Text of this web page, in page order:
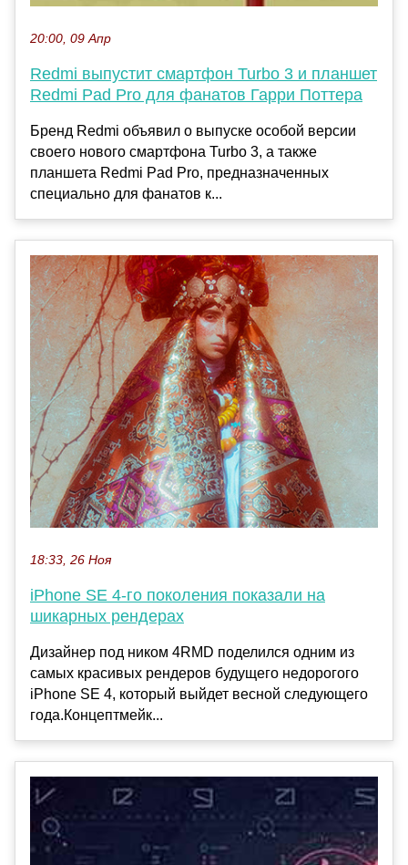
20:00, 09 Апр
Redmi выпустит смартфон Turbo 3 и планшет
Redmi Pad Pro для фанатов Гарри Поттера
Бренд Redmi объявил о выпуске особой версии
своего нового смартфона Turbo 3, а также
планшета Redmi Pad Pro, предназначенных
специально для фанатов к...
18:33, 26 Ноя
iPhone SE 4-го поколения показали на
шикарных рендерах
Дизайнер под ником 4RMD поделился одним из
самых красивых рендеров будущего недорогого
iPhone SE 4, который выйдет весной следующего
года.Концептмейк...